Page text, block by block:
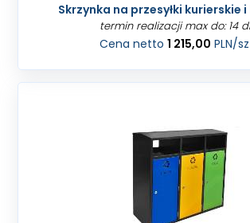
Skrzynka na przesyłki kurierskie i
termin realizacji max do: 14
Cena netto1 215,00 PLN/